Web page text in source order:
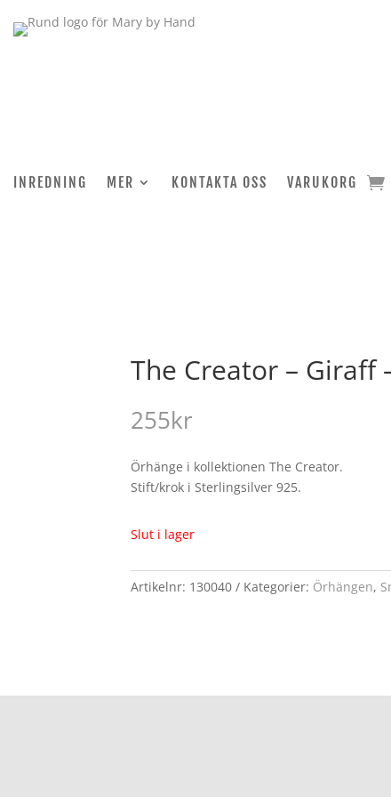
INREDNING MER KONTAKTA OSS VARUKORG
The Creator – Giraff
255kr
Örhänge i kollektionen The Creator.
Stift/krok i Sterlingsilver 925.
Slut i lager
Artikelnr: 130040 Kategorier: Örhängen,